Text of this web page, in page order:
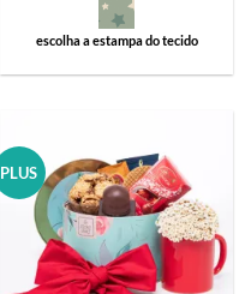
escolha a estampa do tecido
PLUS